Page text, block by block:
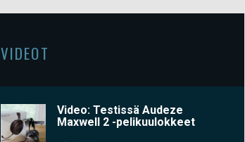
VIDEOT
Video: Testissä Audeze
Maxwell 2 -pelikuulokkeet